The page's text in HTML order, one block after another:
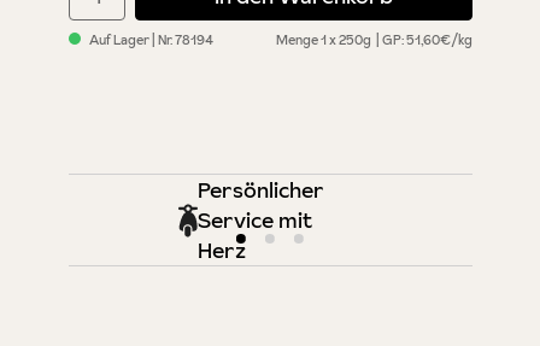
Auf Lager | Nr.78194 Menge1 x 250g GP: 51,60€/kg
Persönlicher
Service mit
Herz